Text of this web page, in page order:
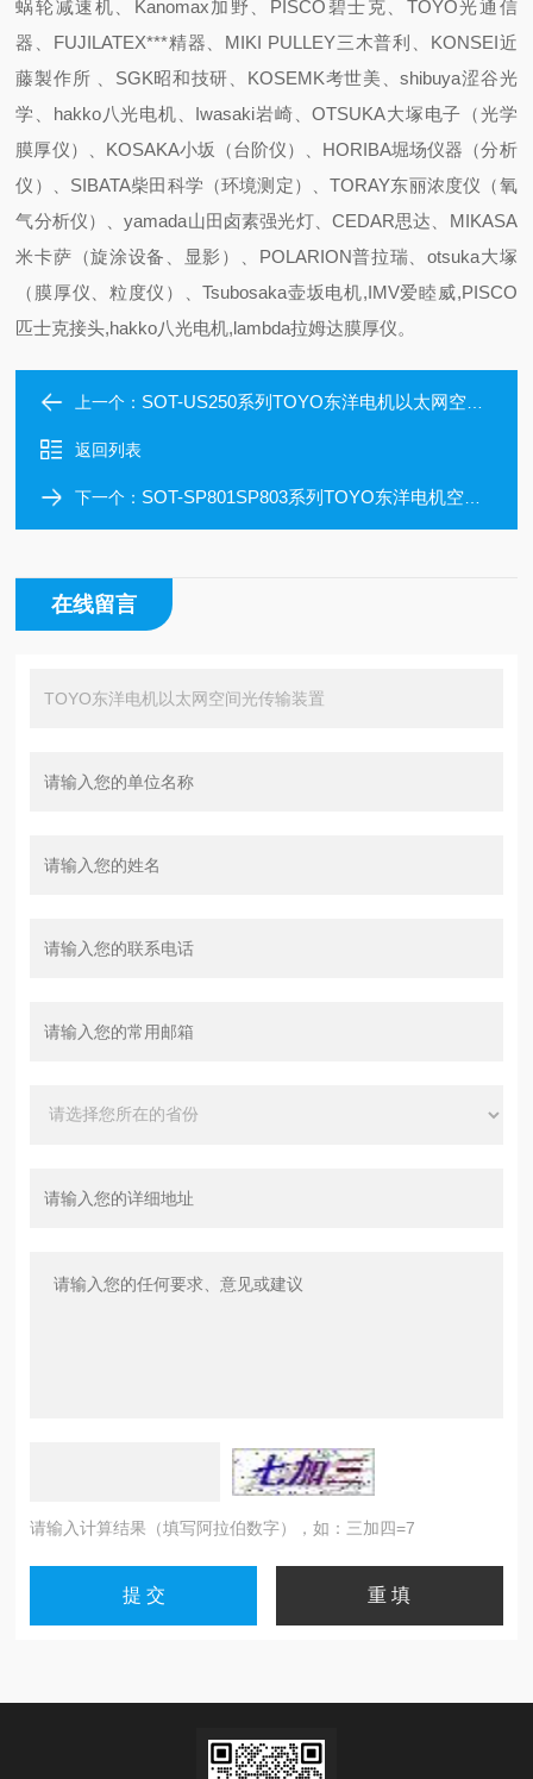
蜗轮减速机、Kanomax加野、PISCO碧士克、TOYO光通信
器、FUJILATEX***精器、MIKI PULLEY三木普利、KONSEI近
藤製作所 、SGK昭和技研、KOSEMK考世美、shibuya涩谷光
学、hakko八光电机、Iwasaki岩崎、OTSUKA大塚电子（光学
膜厚仪）、KOSAKA小坂（台阶仪）、HORIBA堀场仪器（分析
仪）、SIBATA柴田科学（环境测定）、TORAY东丽浓度仪（氧
气分析仪）、yamada山田卤素强光灯、CEDAR思达、MIKASA
米卡萨（旋涂设备、显影）、POLARION普拉瑞、otsuka大塚
（膜厚仪、粒度仪）、Tsubosaka壶坂电机,IMV爱睦威,PISCO
匹士克接头,hakko八光电机,lambda拉姆达膜厚仪。
上一个： SOT-US250系列TOYO东洋电机以太网空间光传输装置
返回列表
下一个： SOT-SP801SP803系列TOYO东洋电机空间光传输装置并行型
在线留言
请输入计算结果（填写阿拉伯数字），如：三加四=7